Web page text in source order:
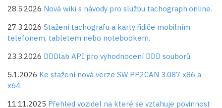
28.5.2026 Nová wiki s návody pro službu tachograph.online.
27.3.2026 Stažení tachografu a karty řidiče mobilním
telefonem, tabletem nebo notebookem.
23.3.2026 DDDlab API pro vyhodnocení DDD souborů.
5.1.2026 Ke stažení nová verze SW PP2CAN 3.087 x86 a
x64.
11.11.2025 Přehled vozidel na které se vztahuje povinnost